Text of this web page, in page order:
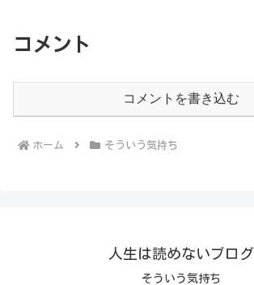
コメント
コメントを書き込む
ホーム そういう気持ち
人生は読めないブログ
そういう気持ち